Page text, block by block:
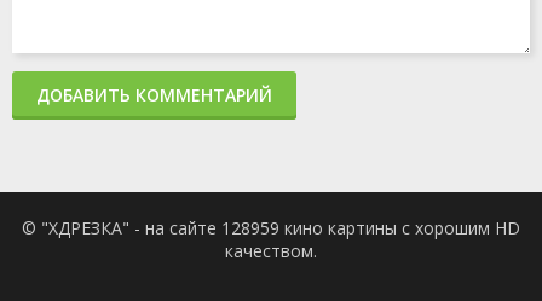
ДОБАВИТЬ КОММЕНТАРИЙ
© "ХДРЕЗКА" - на сайте 128959 кино картины с хорошим HD
качеством.